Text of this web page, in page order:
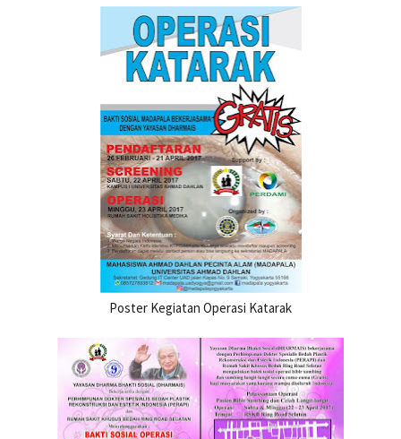
Poster Kegiatan Operasi Katarak